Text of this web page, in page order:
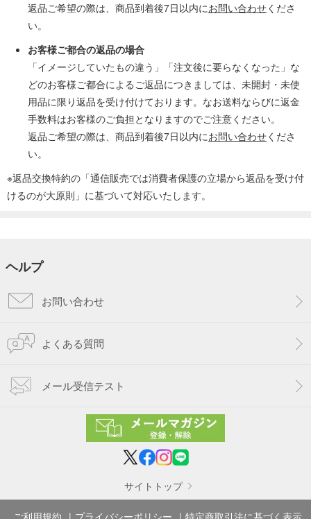
返品ご希望の際は、商品到着後7日以内にお問い合わせくださ
い。
お客様ご都合の返品の場合
「イメージしていたもの違う」「注文後に要らなくなった」な
どのお客様ご都合によるご返品につきましては、未開封・未使
用品に限り返品を受け付けております。なお送料ならびに返金
手数料はお客様のご負担となりますのでご注意ください。
返品ご希望の際は、商品到着後7日以内にお問い合わせくださ
い。
※返品交換特約の「通信販売では消費者保護の立場から返品を受け付
けるのが大原則」に基づいて対応いたします。
ヘルプ
お問い合わせ
よくある質問
メール受信テスト
サイトトップ
ご利用規約 プライバシーポリシー 特定商取引法に基づく表示